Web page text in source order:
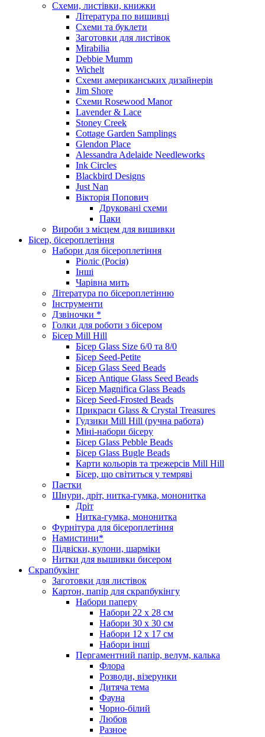
Схеми, листівки, книжки
Література по вишивці
Схеми та буклети
Заготовки для листівок
Mirabilia
Debbie Mumm
Wichelt
Схеми американських дизайнерів
Jim Shore
Cхеми Rosewood Manor
Lavender & Lace
Stoney Creek
Cottage Garden Samplings
Glendon Place
Alessandra Adelaide Needleworks
Ink Circles
Blackbird Designs
Just Nan
Вікторія Попович
Друковані схеми
Паки
Вироби з місцем для вишивки
Бісер, бісероплетіння
Набори для бісероплетіння
Ріоліс (Росія)
Інші
Чарівна мить
Література по бісероплетінню
Інструменти
Дзвіночки *
Голки для роботи з бісером
Бісер Mill Hill
Бісер Glass Size 6/0 та 8/0
Бісер Seed-Petite
Бісер Glass Seed Beads
Бісер Antique Glass Seed Beads
Бісер Magnifica Glass Beads
Бісер Seed-Frosted Beads
Прикраси Glass & Crystal Treasures
Гудзики Mill Hill (ручна работа)
Міні-набори бісеру
Бісер Glass Pebble Beads
Бісер Glass Bugle Beads
Карти кольорів та трежерсів Mill Hill
Бісер, що світиться у темряві
Паєтки
Шнури, дріт, нитка-гумка, мононитка
Дріт
Нитка-гумка, мононитка
Фурнітура для бісероплетіння
Намистини*
Підвіски, кулони, шарміки
Нитки для вышивки бисером
Скрапбукінг
Заготовки для листівок
Картон, папір для скрапбукінгу
Набори паперу
Набори 22 х 28 см
Набори 30 х 30 см
Набори 12 х 17 см
Набори інші
Пергаментний папір, велум, калька
Флора
Розводи, візерунки
Дитяча тема
Фауна
Чорно-білий
Любов
Разное